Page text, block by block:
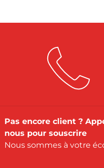
Pas encore client ?
nous pour souscrire
Nous sommes à votre